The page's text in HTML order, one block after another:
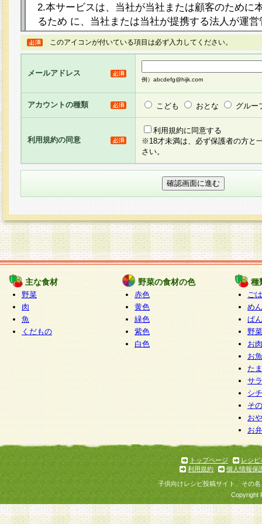
2.本サービスは、当社が当社または顧客のために
るため に、当社または当社が提携する法人が運
ト（以下「本サイト」といいます。）上に本サー
ージを設け、会員がアンケー ト調査に回答する
し、その結果を当社が集計・分析その他の利用を
るものです。なお、本サービスは、それぞれの目
員に対して本サービスの依頼を行うこともあり、
た全ての会員に対して本サービスの依頼をすると
りま す。
3.当社は、会員の事前の承諾を得ることなく、当
方 法・手段にて、本規約を任意に制定、変更ま
きるものとします。改定後の本規約等は、本規約
に掲示したときに、その 他の諸規定については
てその効力を生じるものとします。
4.本規約は、会員登録希望者による会員登録手続
の当社による会員登録の承認が完了した時点で会
たものとみなされ、会員に対して適用されるもの
5.当社がお聞きする個人情報は、すべて会員登録
で提 供いただいたものと考えております。従っ
自らの個人情報の提供を希望されない場合には、
をお預かりいたしません が、提供されないこと
商品やサービス等をご利用いただけない場合があ
了承ください。
6.当社は、お客様から当社が保有している個人情
加・ 利用停止等を求められた場合には、ご本人
て確認できた場合に限り、法令に準拠して合理的
いただきます。なお、開示 請求等の請求先は個
ります。
1.会員とは、本規約等を承諾のうえ、当社所定の
了し、当社が承認した者、グループとします。な
が以下に該当する場合は会員登録をすることがで
このアイコンが付いている項目は必ず入力してください。
メールアドレス
例）abcdefg@hijk.com
アカウントの種類 こども おとな グルー
利用規約の同意
利用規約に同意する
※18才未満は、必ず保護者の方と
さい。
主な食材
野菜
肉
魚
くだもの
野菜の食材の色
赤色
黄色
緑色
紫色
白色
種
ご
めん
ぱん
野
お
お
た
サ
シ
そ
お
お
トップページ
レシピ
利用規約
個人情報保
子供向けレシピ投稿サイト、その
Copyright